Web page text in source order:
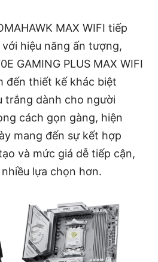
MAX WIFI tiếp
hiệu năng ấn tượng,
GAMING PLUS MAX WIFI
đến thiết kế khác biệt
trắng dành cho người
cách gọn gàng, hiện
mang đến sự kết hợp
và mức giá dễ tiếp cận,
lựa chọn hơn.